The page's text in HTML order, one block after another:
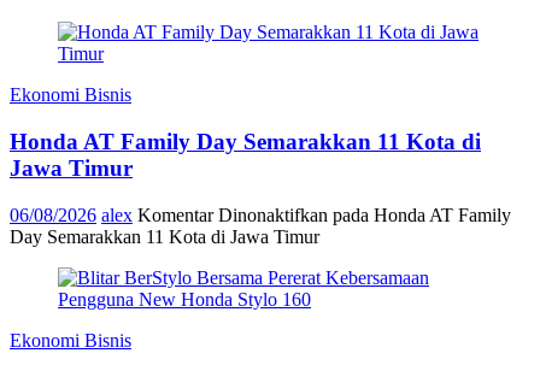
Ekonomi Bisnis
Honda AT Family Day Semarakkan 11 Kota di
Jawa Timur
06/08/2026 alex Komentar Dinonaktifkan pada Honda AT Family
Day Semarakkan 11 Kota di Jawa Timur
Ekonomi Bisnis